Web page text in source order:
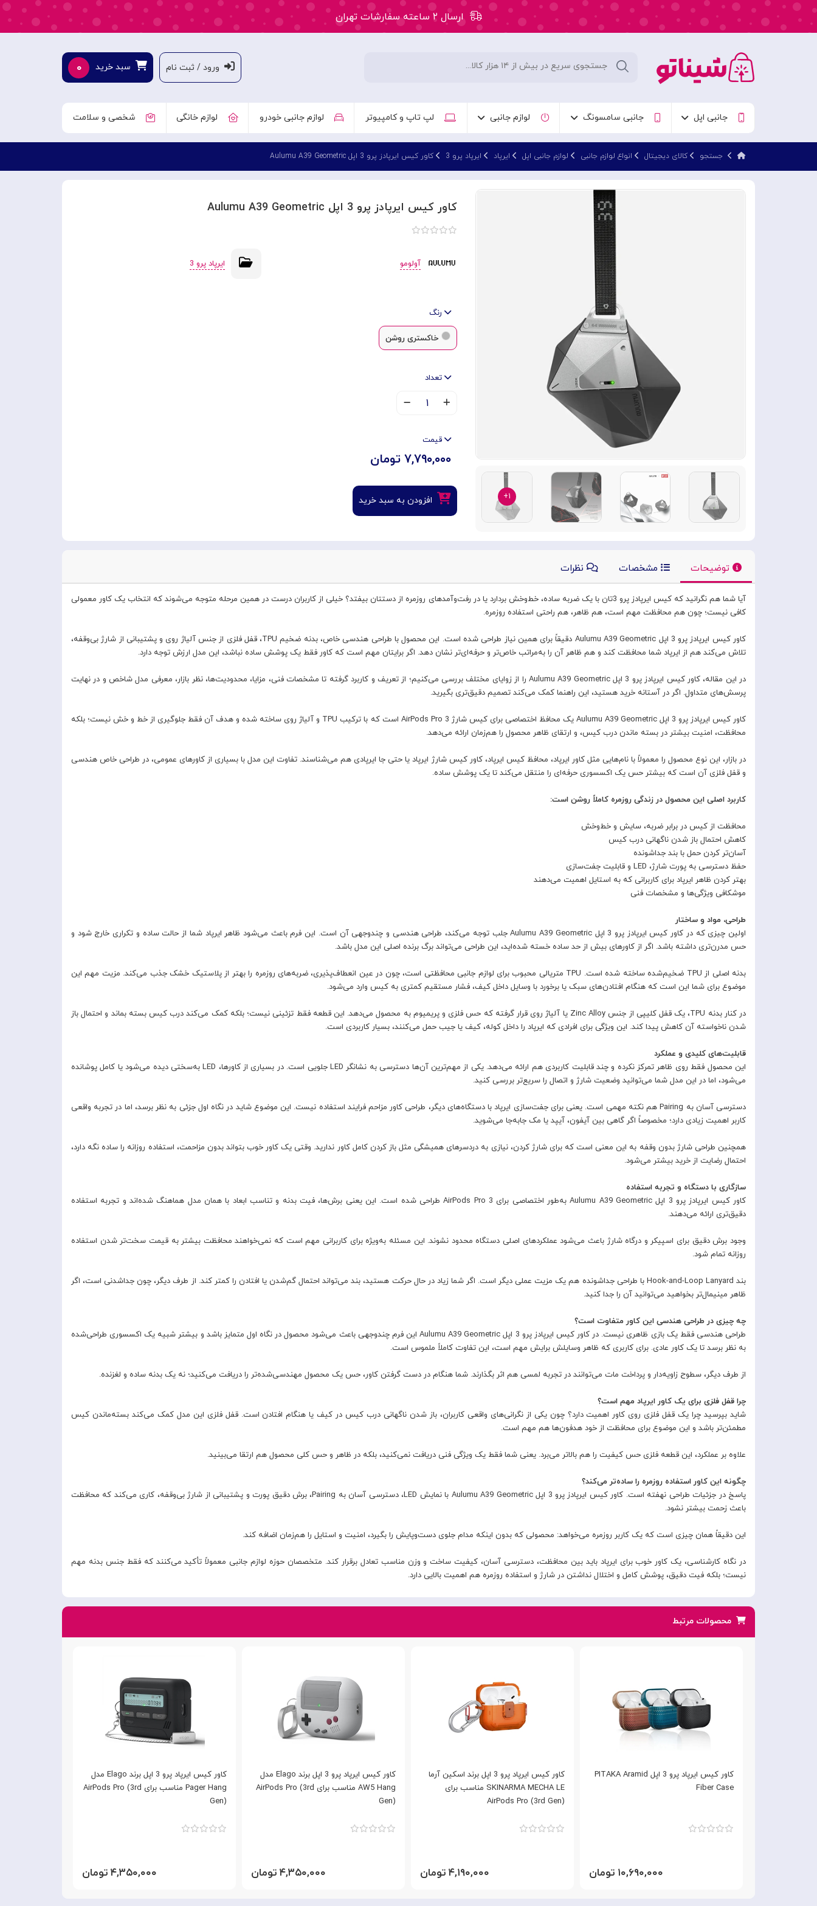
ارسال ۲ ساعته سفارشات تهران
ورود / ثبت نام سبد خرید ۰
جانبی اپل جانبی سامسونگ لوازم جانبی لپ تاپ و کامپیوتر لوازم جانبی خودرو لوازم خانگی شخصی و سلامت
جستجو کالای دیجیتال انواع لوازم جانبی لوازم جانبی اپل ایرپاد ایرپاد پرو 3 کاور کیس ایرپادز پرو 3 اپل Aulumu A39 Geometric
۱+
کاور کیس ایرپادز پرو 3 اپل Aulumu A39 Geometric
آولومو ایرپاد پرو 3
رنگ
خاکستری روشن
تعداد
۱
قیمت
۷,۷۹۰,۰۰۰ تومان
افزودن به سبد خرید
توضیحات مشخصات نظرات
آیا شما هم نگرانید که کیس ایرپادز پرو 3‌تان با یک ضربه ساده، خط‌وخش بردارد یا در رفت‌وآمدهای روزمره از دستتان بیفتد؟ خیلی از کاربران درست در همین مرحله متوجه می‌شوند که انتخاب یک کاور معمولی
کافی نیست؛ چون هم محافظت مهم است، هم ظاهر، هم راحتی استفاده روزمره.
کاور کیس ایرپادز پرو 3 اپل Aulumu A39 Geometric دقیقاً برای همین نیاز طراحی شده است. این محصول با طراحی هندسی خاص، بدنه ضخیم TPU، قفل فلزی از جنس آلیاژ روی و پشتیبانی از شارژ بی‌وقفه،
تلاش می‌کند هم از ایرپاد شما محافظت کند و هم ظاهر آن را به‌مراتب خاص‌تر و حرفه‌ای‌تر نشان دهد. اگر برایتان مهم است که کاور فقط یک پوشش ساده نباشد، این مدل ارزش توجه دارد.
در این مقاله، کاور کیس ایرپادز پرو 3 اپل Aulumu A39 Geometric را از زوایای مختلف بررسی می‌کنیم؛ از تعریف و کاربرد گرفته تا مشخصات فنی، مزایا، محدودیت‌ها، نظر بازار، معرفی مدل شاخص و در نهایت
پرسش‌های متداول. اگر در آستانه خرید هستید، این راهنما کمک می‌کند تصمیم دقیق‌تری بگیرید.
کاور کیس ایرپادز پرو 3 اپل Aulumu A39 Geometric یک محافظ اختصاصی برای کیس شارژ AirPods Pro 3 است که با ترکیب TPU و آلیاژ روی ساخته شده و هدف آن فقط جلوگیری از خط و خش نیست؛ بلکه
محافظت، امنیت بیشتر در بسته ماندن درب کیس، و ارتقای ظاهر محصول را هم‌زمان ارائه می‌دهد.
در بازار، این نوع محصول را معمولاً با نام‌هایی مثل کاور ایرپاد، محافظ کیس ایرپاد، کاور کیس شارژ ایرپاد یا حتی جا ایرپادی هم می‌شناسند. تفاوت این مدل با بسیاری از کاورهای عمومی، در طراحی خاص هندسی
و قفل فلزی آن است که بیشتر حس یک اکسسوری حرفه‌ای را منتقل می‌کند تا یک پوشش ساده.
کاربرد اصلی این محصول در زندگی روزمره کاملاً روشن است:
محافظت از کیس در برابر ضربه، سایش و خط‌وخش
کاهش احتمال باز شدن ناگهانی درب کیس
آسان‌تر کردن حمل با بند جداشونده
حفظ دسترسی به پورت شارژ، LED و قابلیت جفت‌سازی
بهتر کردن ظاهر ایرپاد برای کاربرانی که به استایل اهمیت می‌دهند
موشکافی ویژگی‌ها و مشخصات فنی
طراحی، مواد و ساختار
اولین چیزی که در کاور کیس ایرپادز پرو 3 اپل Aulumu A39 Geometric جلب توجه می‌کند، طراحی هندسی و چندوجهی آن است. این فرم باعث می‌شود ظاهر ایرپاد شما از حالت ساده و تکراری خارج شود و
حس مدرن‌تری داشته باشد. اگر از کاورهای بیش از حد ساده خسته شده‌اید، این طراحی می‌تواند برگ برنده اصلی این مدل باشد.
بدنه اصلی از TPU ضخیم‌شده ساخته شده است. TPU متریالی محبوب برای لوازم جانبی محافظتی است، چون در عین انعطاف‌پذیری، ضربه‌های روزمره را بهتر از پلاستیک خشک جذب می‌کند. مزیت مهم این
موضوع برای شما این است که هنگام افتادن‌های سبک یا برخورد با وسایل داخل کیف، فشار مستقیم کمتری به کیس وارد می‌شود.
در کنار بدنه TPU، یک قفل کلیپی از جنس Zinc Alloy یا آلیاژ روی قرار گرفته که حس فلزی و پریمیوم به محصول می‌دهد. این قطعه فقط تزئینی نیست؛ بلکه کمک می‌کند درب کیس بسته بماند و احتمال باز
شدن ناخواسته آن کاهش پیدا کند. این ویژگی برای افرادی که ایرپاد را داخل کوله، کیف یا جیب حمل می‌کنند، بسیار کاربردی است.
قابلیت‌های کلیدی و عملکرد
این محصول فقط روی ظاهر تمرکز نکرده و چند قابلیت کاربردی هم ارائه می‌دهد. یکی از مهم‌ترین آن‌ها دسترسی به نشانگر LED جلویی است. در بسیاری از کاورها، LED به‌سختی دیده می‌شود یا کامل پوشانده
می‌شود، اما در این مدل شما می‌توانید وضعیت شارژ و اتصال را سریع‌تر بررسی کنید.
دسترسی آسان به Pairing هم نکته مهمی است. یعنی برای جفت‌سازی ایرپاد با دستگاه‌های دیگر، طراحی کاور مزاحم فرایند استفاده نیست. این موضوع شاید در نگاه اول جزئی به نظر برسد، اما در تجربه واقعی
کاربر اهمیت زیادی دارد؛ مخصوصاً اگر گاهی بین آیفون، آیپد یا مک جابه‌جا می‌شوید.
همچنین طراحی شارژ بدون وقفه به این معنی است که برای شارژ کردن، نیازی به دردسرهای همیشگی مثل باز کردن کامل کاور ندارید. وقتی یک کاور خوب بتواند بدون مزاحمت، استفاده روزانه را ساده نگه دارد،
احتمال رضایت از خرید بیشتر می‌شود.
سازگاری با دستگاه و تجربه استفاده
کاور کیس ایرپادز پرو 3 اپل Aulumu A39 Geometric به‌طور اختصاصی برای AirPods Pro 3 طراحی شده است. این یعنی برش‌ها، فیت بدنه و تناسب ابعاد با همان مدل هماهنگ شده‌اند و تجربه استفاده
دقیق‌تری ارائه می‌دهند.
وجود برش دقیق برای اسپیکر و درگاه شارژ باعث می‌شود عملکردهای اصلی دستگاه محدود نشوند. این مسئله به‌ویژه برای کاربرانی مهم است که نمی‌خواهند محافظت بیشتر به قیمت سخت‌تر شدن استفاده
روزانه تمام شود.
بند Hook-and-Loop Lanyard با طراحی جداشونده هم یک مزیت عملی دیگر است. اگر شما زیاد در حال حرکت هستید، بند می‌تواند احتمال گم‌شدن یا افتادن را کمتر کند. از طرف دیگر، چون جداشدنی است، اگر
ظاهر مینیمال‌تر بخواهید می‌توانید آن را جدا کنید.
چه چیزی در طراحی هندسی این کاور متفاوت است؟
طراحی هندسی فقط یک بازی ظاهری نیست. در کاور کیس ایرپادز پرو 3 اپل Aulumu A39 Geometric این فرم چندوجهی باعث می‌شود محصول در نگاه اول متمایز باشد و بیشتر شبیه یک اکسسوری طراحی‌شده
به نظر برسد تا یک کاور عادی. برای کاربری که ظاهر وسایلش برایش مهم است، این تفاوت کاملاً ملموس است.
از طرف دیگر، سطوح زاویه‌دار و پرداخت مات می‌توانند در تجربه لمسی هم اثر بگذارند. شما هنگام در دست گرفتن کاور، حس یک محصول مهندسی‌شده‌تر را دریافت می‌کنید؛ نه یک بدنه ساده و لغزنده.
چرا قفل فلزی برای یک کاور ایرپاد مهم است؟
شاید بپرسید چرا یک قفل فلزی روی کاور اهمیت دارد؟ چون یکی از نگرانی‌های واقعی کاربران، باز شدن ناگهانی درب کیس در کیف یا هنگام افتادن است. قفل فلزی این مدل کمک می‌کند بسته‌ماندن کیس
مطمئن‌تر باشد و این موضوع برای محافظت از خود هدفون‌ها هم مهم است.
علاوه بر عملکرد، این قطعه فلزی حس کیفیت را هم بالاتر می‌برد. یعنی شما فقط یک ویژگی فنی دریافت نمی‌کنید، بلکه در ظاهر و حس کلی محصول هم ارتقا می‌بینید.
چگونه این کاور استفاده روزمره را ساده‌تر می‌کند؟
پاسخ در جزئیات طراحی نهفته است. کاور کیس ایرپادز پرو 3 اپل Aulumu A39 Geometric با نمایش LED، دسترسی آسان به Pairing، برش دقیق پورت و پشتیبانی از شارژ بی‌وقفه، کاری می‌کند که محافظت
باعث زحمت بیشتر نشود.
این دقیقاً همان چیزی است که یک کاربر روزمره می‌خواهد: محصولی که بدون اینکه مدام جلوی دست‌وپایش را بگیرد، امنیت و استایل را هم‌زمان اضافه کند.
در نگاه کارشناسی، یک کاور خوب برای ایرپاد باید بین محافظت، دسترسی آسان، کیفیت ساخت و وزن مناسب تعادل برقرار کند. متخصصان حوزه لوازم جانبی معمولاً تأکید می‌کنند که فقط جنس بدنه مهم
نیست؛ بلکه فیت دقیق، پوشش کامل و اختلال نداشتن در شارژ و استفاده روزمره هم اهمیت بالایی دارد.
محصولات مرتبط
کاور کیس ایرپاد پرو 3 اپل برند Elago مدل
Pager Hang مناسب برای AirPods Pro (3rd
Gen)
۴,۳۵۰,۰۰۰ تومان
کاور کیس ایرپاد پرو 3 اپل برند Elago مدل
AW5 Hang مناسب برای AirPods Pro (3rd
Gen)
۴,۳۵۰,۰۰۰ تومان
کاور کیس ایرپاد پرو 3 اپل برند اسکین آرما
SKINARMA MECHA LE مناسب برای
AirPods Pro (3rd Gen)
۴,۱۹۰,۰۰۰ تومان
کاور کیس ایرپاد پرو 3 اپل PITAKA Aramid
Fiber Case
۱۰,۶۹۰,۰۰۰ تومان